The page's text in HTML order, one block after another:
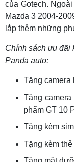
của Gotech.
Mazda 3 2004-
lắp thêm những
Chính sách ưu đãi
Panda auto:
Tặng camera
Tặng
phẩm GT 10
Tặng kèm
Tặng kèm